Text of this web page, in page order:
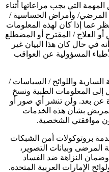
التي يجب مراعاتها أثناء
المرضي/ وأمراض الحساسية /
عما إذا كان لهذه المعلومات
أو العلاج / المقترح أو المضطلع
في حال كان هذا البيان غير
المسؤولية عن العواقب
السارية واللوائح / السياسات /
إلى المعلومات الطبية ونسخ
عن بعد. ولن تنشر أي صور أو
بشأن هذه الخدمات
موافقتي الشخصية.
بروتوكولات أمن الشبكات
المرضى وبيانات التصوير،
النزاهة ضد الفساد
الإمارات العربية المتحدة.